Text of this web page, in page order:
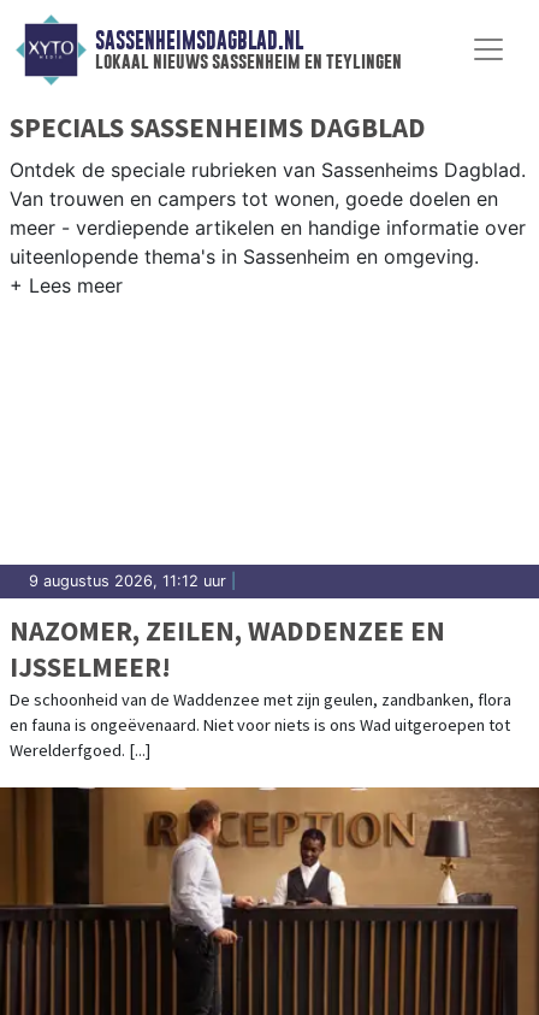
SASSENHEIMSDAGBLAD.NL
lokaal nieuws sassenheim en teylingen
SPECIALS SASSENHEIMS DAGBLAD
Ontdek de speciale rubrieken van Sassenheims Dagblad.
Van trouwen en campers tot wonen, goede doelen en
meer - verdiepende artikelen en handige informatie over
uiteenlopende thema's in Sassenheim en omgeving.
9 augustus 2026, 11:12 uur
NAZOMER, ZEILEN, WADDENZEE EN
IJSSELMEER!
De schoonheid van de Waddenzee met zijn geulen, zandbanken, flora
en fauna is ongeëvenaard. Niet voor niets is ons Wad uitgeroepen tot
Werelderfgoed. [...]